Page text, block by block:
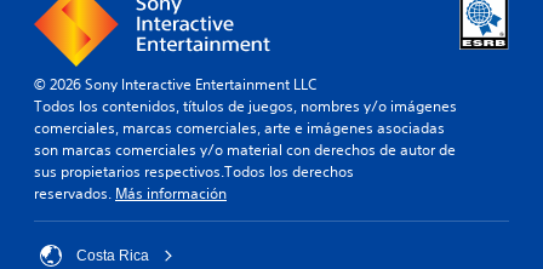
© 2026 Sony Interactive Entertainment LLC
Todos los contenidos, títulos de juegos, nombres y/o imágenes
comerciales, marcas comerciales, arte e imágenes asociadas
son marcas comerciales y/o material con derechos de autor de
sus propietarios respectivos.Todos los derechos
reservados. Más información
Costa Rica